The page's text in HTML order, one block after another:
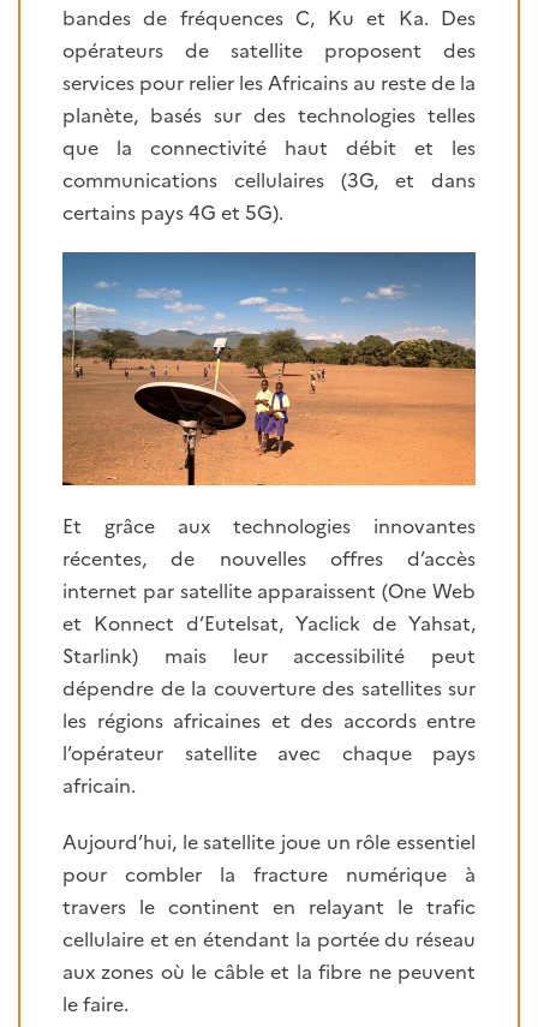
bandes de fréquences C, Ku et Ka. Des
opérateurs de satellite proposent des
services pour relier les Africains au reste de la
planète, basés sur des technologies telles
que la connectivité haut débit et les
communications cellulaires (3G, et dans
certains pays 4G et 5G).
Et grâce aux technologies innovantes
récentes, de nouvelles offres d’accès
internet par satellite apparaissent (One Web
et Konnect d’Eutelsat, Yaclick de Yahsat,
Starlink) mais leur accessibilité peut
dépendre de la couverture des satellites sur
les régions africaines et des accords entre
l’opérateur satellite avec chaque pays
africain.
Aujourd’hui, le satellite joue un rôle essentiel
pour combler la fracture numérique à
travers le continent en relayant le trafic
cellulaire et en étendant la portée du réseau
aux zones où le câble et la fibre ne peuvent
le faire.